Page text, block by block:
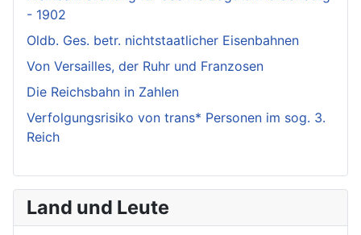
- 1902
Oldb. Ges. betr. nichtstaatlicher Eisenbahnen
Von Versailles, der Ruhr und Franzosen
Die Reichsbahn in Zahlen
Verfolgungsrisiko von trans* Personen im sog. 3.
Reich
Land und Leute